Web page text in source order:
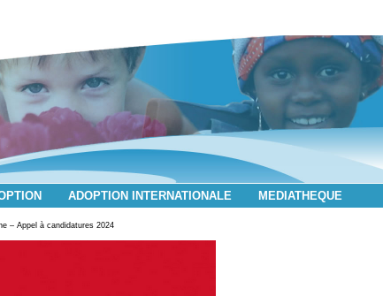
ADOPTION INTERNATIONALE MEDIATHEQUE
– Appel à candidatures 2024